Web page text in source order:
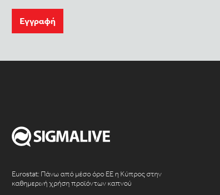
Eγγραφή
Eurostat: Πάνω από μέσο όρο ΕΕ η Κύπρος στην
καθημερινή χρήση προϊόντων καπνού